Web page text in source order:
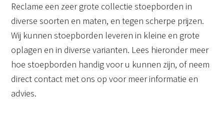
Reclame een zeer grote collectie stoepborden in
diverse soorten en maten, en tegen scherpe prijzen.
Wij kunnen stoepborden leveren in kleine en grote
oplagen en in diverse varianten. Lees hieronder meer
hoe stoepborden handig voor u kunnen zijn, of neem
direct contact met ons op voor meer informatie en
advies.